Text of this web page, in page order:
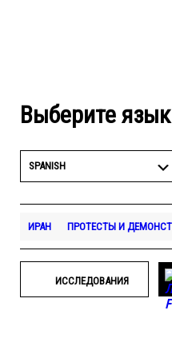
Выберите
SPANISH
ИРАН ПРОТЕСТЫ И
ИССЛЕДОВАНИЯ